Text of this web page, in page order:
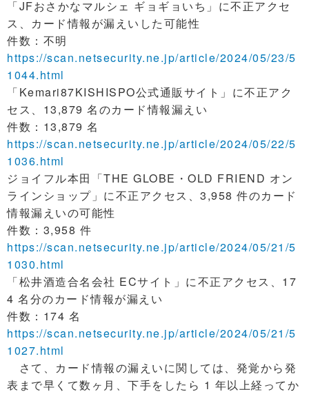
「JFおさかなマルシェ ギョギョいち」に不正アクセ
ス、カード情報が漏えいした可能性
件数：不明
https://scan.netsecurity.ne.jp/article/2024/05/23/5
1044.html
「Kemari87KISHISPO公式通販サイト」に不正アク
セス、13,879 名のカード情報漏えい
件数：13,879 名
https://scan.netsecurity.ne.jp/article/2024/05/22/5
1036.html
ジョイフル本田「THE GLOBE・OLD FRIEND オン
ラインショップ」に不正アクセス、3,958 件のカード
情報漏えいの可能性
件数：3,958 件
https://scan.netsecurity.ne.jp/article/2024/05/21/5
1030.html
「松井酒造合名会社 ECサイト」に不正アクセス、17
4 名分のカード情報が漏えい
件数：174 名
https://scan.netsecurity.ne.jp/article/2024/05/21/5
1027.html
さて、カード情報の漏えいに関しては、発覚から発
表まで早くて数ヶ月、下手をしたら 1 年以上経ってか